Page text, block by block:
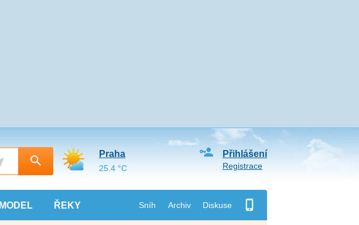
MODEL ŘEKY Sníh Archiv Diskuse
Přihlášení
Registrace
Praha
25.4 °C